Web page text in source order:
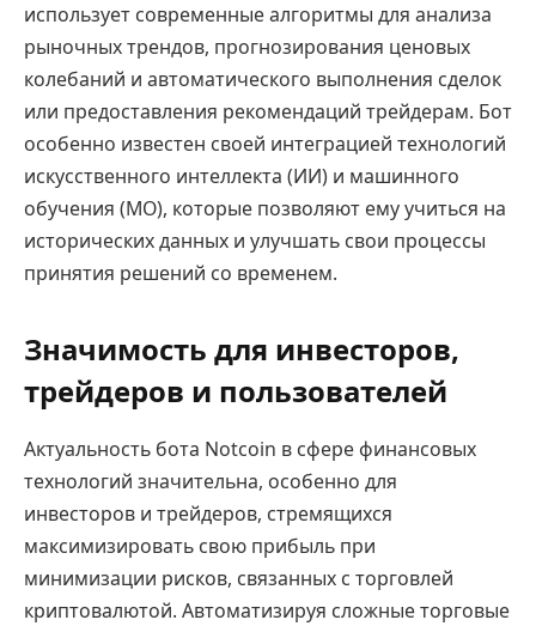
использует современные алгоритмы для анализа
рыночных трендов, прогнозирования ценовых
колебаний и автоматического выполнения сделок
или предоставления рекомендаций трейдерам. Бот
особенно известен своей интеграцией технологий
искусственного интеллекта (ИИ) и машинного
обучения (МО), которые позволяют ему учиться на
исторических данных и улучшать свои процессы
принятия решений со временем.
Значимость для инвесторов,
трейдеров и пользователей
Актуальность бота Notcoin в сфере финансовых
технологий значительна, особенно для
инвесторов и трейдеров, стремящихся
максимизировать свою прибыль при
минимизации рисков, связанных с торговлей
криптовалютой. Автоматизируя сложные торговые